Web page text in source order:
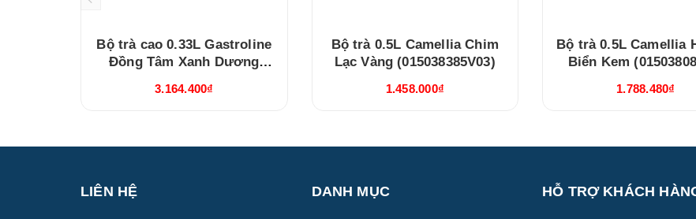
Bộ trà cao 0.33L Gastroline
Đồng Tâm Xanh Dương
3.164.400₫
Bộ trà 0.5L Camellia Chim
Lạc Vàng (015038385V03)
1.458.000₫
Bộ trà 0.5L Camellia
Biển Kem
1.788.480₫
LIÊN HỆ DANH MỤC HỖ TRỢ KHÁCH